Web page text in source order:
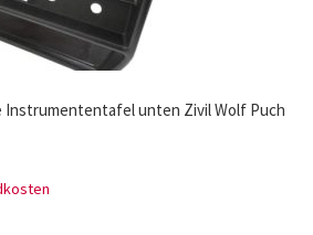
Instrumententafel unten Zivil Wolf Puch